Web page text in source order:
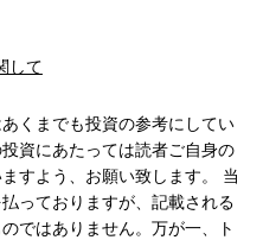
して
くまでも投資の参考にしてい
資にあたっては読者ご自身の
すよう、お願い致します。 当
っておりますが、記載される
ではありません。万が一、ト